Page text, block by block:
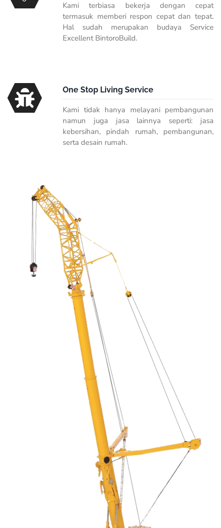
Kami terbiasa bekerja dengan cepat
termasuk memberi respon cepat dan tepat.
Hal sudah merupakan budaya Service
Excellent BintoroBuild.
One Stop Living Service
Kami tidak hanya melayani pembangunan
namun juga jasa lainnya seperti: jasa
kebersihan, pindah rumah, pembangunan,
serta desain rumah.